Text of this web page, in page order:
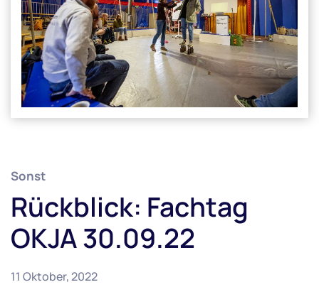
Sonst
Rückblick: Fachtag
OKJA 30.09.22
11 Oktober, 2022